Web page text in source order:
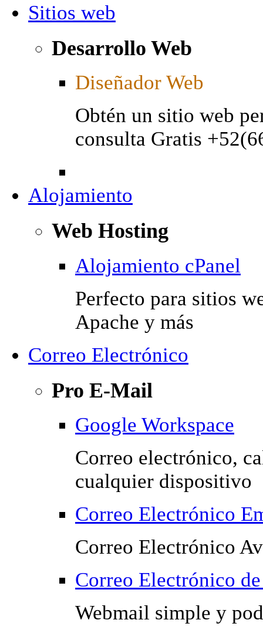
Sitios web
Desarrollo Web
Diseñador Web
Obtén un sitio web
consulta Gratis
Alojamiento
Web Hosting
Alojamiento cPanel
Perfecto para sitios
Apache y más
Correo Electrónico
Pro E-Mail
Google Workspace
Correo electrónico,
cualquier dispositivo
Correo Electrónico
Correo Electrónico
Correo Electrónico
Webmail simple y